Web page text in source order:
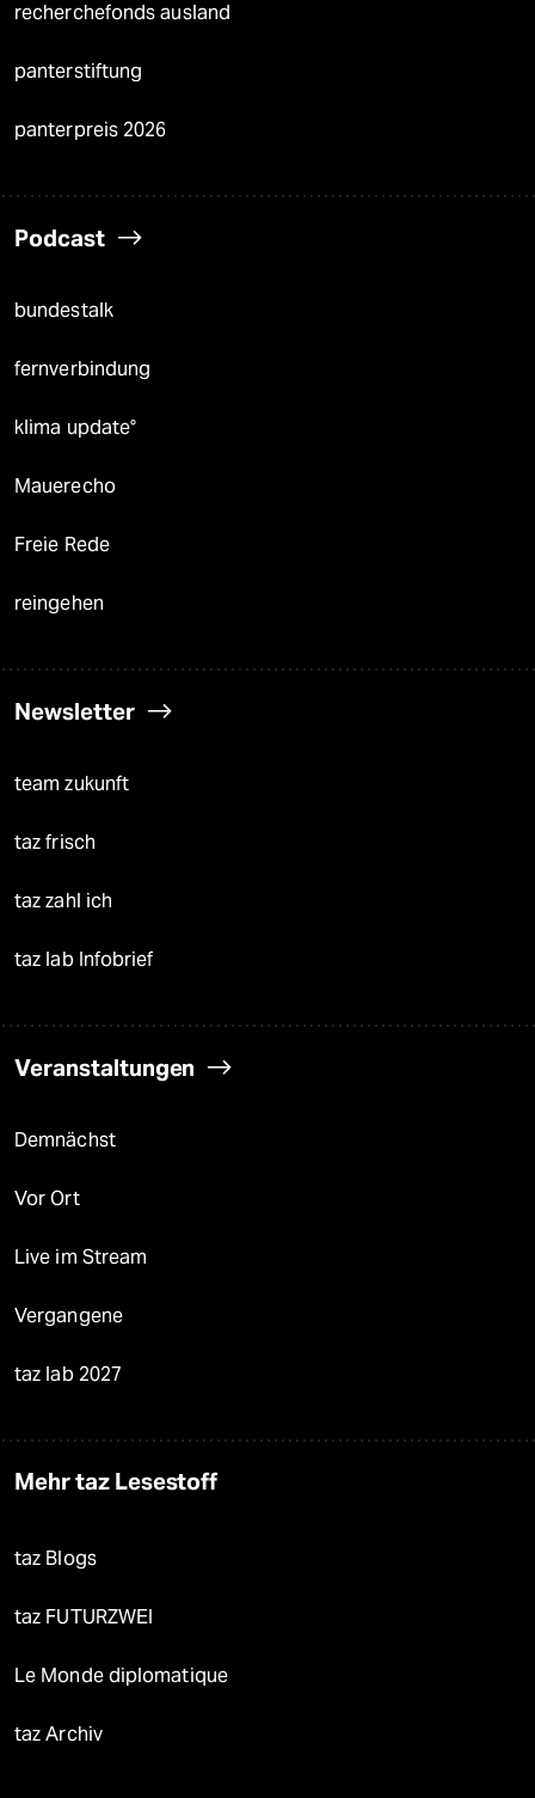
recherchefonds ausland
panterstiftung
panterpreis 2026
Podcast
bundestalk
fernverbindung
klima update°
Mauerecho
Freie Rede
reingehen
Newsletter
team zukunft
taz frisch
taz zahl ich
taz lab Infobrief
Veranstaltungen
Demnächst
Vor Ort
Live im Stream
Vergangene
taz lab 2027
Mehr taz Lesestoff
taz Blogs
taz FUTURZWEI
Le Monde diplomatique
taz Archiv